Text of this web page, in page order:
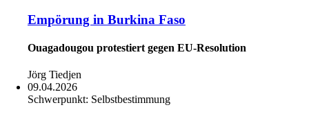
Empörung in Burkina Faso
Ouagadougou protestiert gegen EU-Resolution
Jörg Tiedjen
09.04.2026
Schwerpunkt: Selbstbestimmung